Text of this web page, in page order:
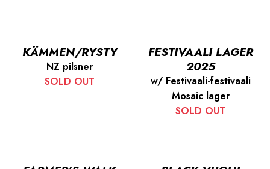
KÄMMEN/RYSTY
NZ pilsner
SOLD OUT
FESTIVAALI LAGER
2025
w/ Festivaali-festivaali
Mosaic lager
SOLD OUT